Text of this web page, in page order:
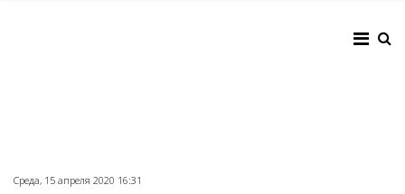
Среда, 15 апреля 2020 16:31